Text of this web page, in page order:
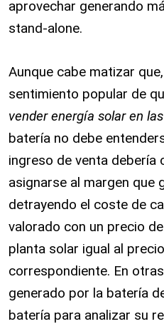
aprovechar generando
stand-alone.
Aunque cabe matizar
sentimiento popular de
vender energía solar en
batería no debe
ingreso de venta debería
asignarse al margen que
detrayendo el coste de
valorado con un precio
planta solar igual al
correspondiente. En
generado por la batería
batería para analizar su